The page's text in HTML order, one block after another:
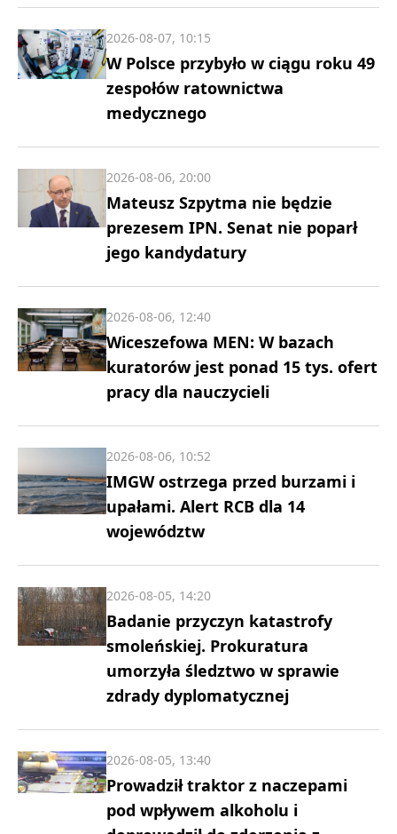
W Polsce przybyło w ciągu roku 49
zespołów ratownictwa
medycznego
2026-08-07, 10:15
Mateusz Szpytma nie będzie
prezesem IPN. Senat nie poparł
jego kandydatury
2026-08-06, 20:00
Wiceszefowa MEN: W bazach
kuratorów jest ponad 15 tys. ofert
pracy dla nauczycieli
2026-08-06, 12:40
IMGW ostrzega przed burzami i
upałami. Alert RCB dla 14
województw
2026-08-06, 10:52
Badanie przyczyn katastrofy
smoleńskiej. Prokuratura
umorzyła śledztwo w sprawie
zdrady dyplomatycznej
2026-08-05, 14:20
Prowadził traktor z naczepami
pod wpływem alkoholu i
2026-08-05, 13:40